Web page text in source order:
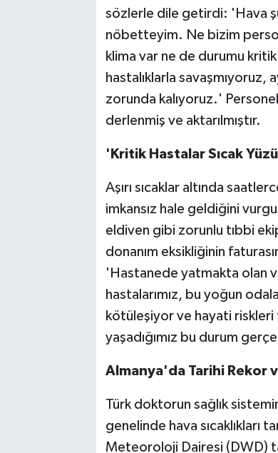
sözlerle dile getirdi: 'Hava
nöbetteyim. Ne bizim
klima var ne de durumu
hastalıklarla savaşmıyoruz,
zorunda kalıyoruz.'
derlenmiş ve aktarılmıştır.
'Kritik Hastalar Sıcak
Aşırı sıcaklar altında
imkansız hale geldiğini
eldiven gibi zorunlu tıbbi
donanım eksikliğinin
'Hastanede yatmakta olan
hastalarımız, bu yoğun
kötüleşiyor ve hayati riskleri
yaşadığımız bu durum
Almanya'da Tarihi Rekor
Türk doktorun sağlık
genelinde hava sıcaklıkları
Meteoroloji Dairesi (DWD)